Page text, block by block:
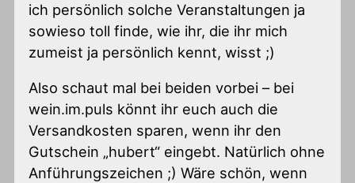
ich persönlich solche Veranstaltungen ja
sowieso toll finde, wie ihr, die ihr mich
zumeist ja persönlich kennt, wisst ;)
Also schaut mal bei beiden vorbei – bei
wein.im.puls könnt ihr euch auch die
Versandkosten sparen, wenn ihr den
Gutschein „hubert“ eingebt. Natürlich ohne
Anführungszeichen ;) Wäre schön, wenn